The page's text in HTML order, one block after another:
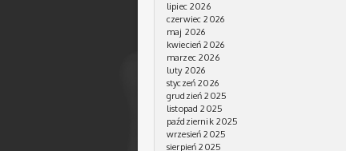
lipiec 2026
czerwiec 2026
maj 2026
kwiecień 2026
marzec 2026
luty 2026
styczeń 2026
grudzień 2025
listopad 2025
październik 2025
wrzesień 2025
sierpień 2025